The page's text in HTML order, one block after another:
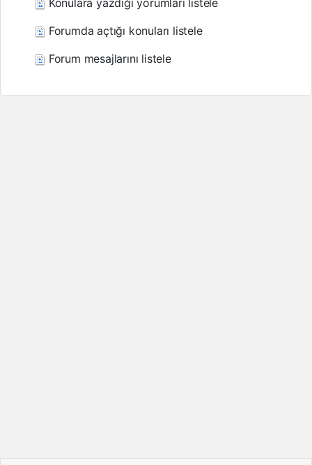
Konulara yazdığı yorumları listele
Forumda açtığı konuları listele
Forum mesajlarını listele